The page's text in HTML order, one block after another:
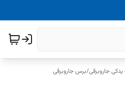
جاروبرقی/برس جاروبرقی